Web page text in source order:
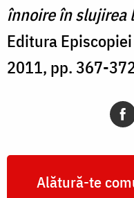
înnoire în slujirea
Editura
2011, pp. 367-
Alătură-te